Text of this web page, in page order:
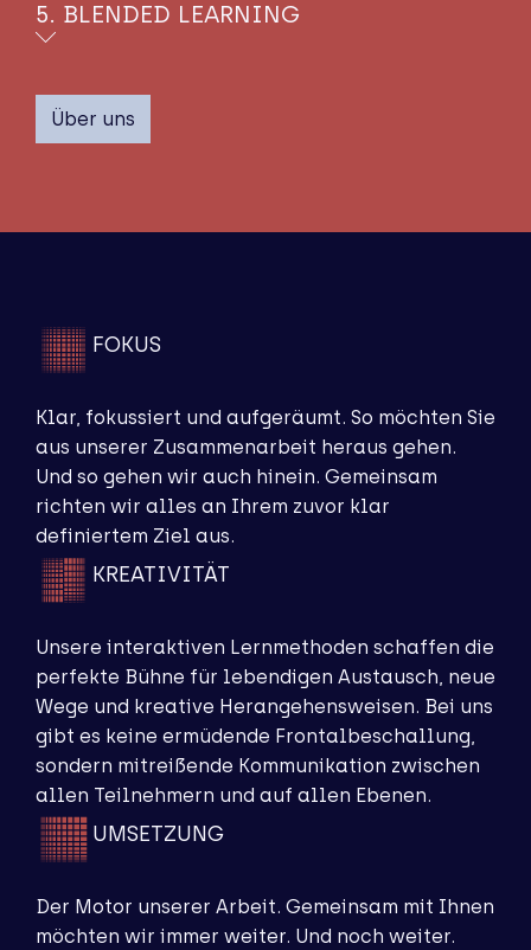
Ein innovatives Blended Learning Event
der Extraklasse. Setzen Sie die Segel auf
5. BLENDED LEARNING
Offlinetrainings für nachhaltig
erfolgreiche Veränderungen in Ihrem
Über uns
FOKUS
Klar, fokussiert und aufgeräumt. So möchten Sie
aus unserer Zusammenarbeit heraus gehen.
Und so gehen wir auch hinein. Gemeinsam
richten wir alles an Ihrem zuvor klar
definiertem Ziel aus.
KREATIVITÄT
Unsere interaktiven Lernmethoden schaffen die
perfekte Bühne für lebendigen Austausch, neue
Wege und kreative Herangehensweisen. Bei uns
gibt es keine ermüdende Frontalbeschallung,
sondern mitreißende Kommunikation zwischen
allen Teilnehmern und auf allen Ebenen.
UMSETZUNG
Der Motor unserer Arbeit. Gemeinsam mit Ihnen
möchten wir immer weiter. Und noch weiter.